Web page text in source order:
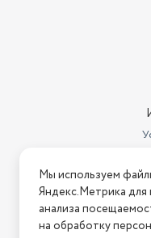
Нашли
2026 © Интернет-
Мы используем
Яндекс.Метрика для
анализа
на обработку